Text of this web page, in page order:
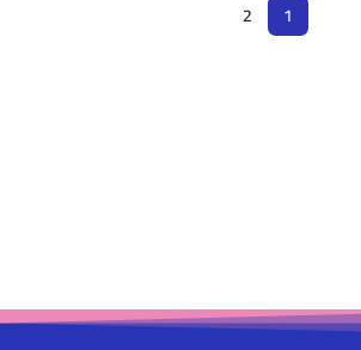
1
2